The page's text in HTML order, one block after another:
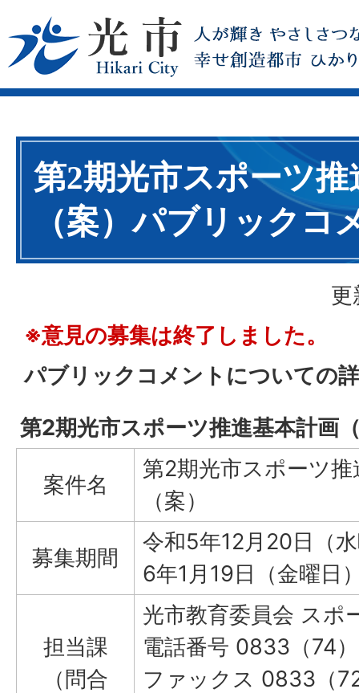
第2期光市スポーツ推
（案）パブリックコ
更
※意見の募集は終了しました。
パブリックコメントについての
第2期光市スポーツ推進基本計画
案件名
第2期光市スポーツ推
（案）
募集期間
令和5年12月20日（
6年1月19日（金曜日
担当課
（問合
光市教育委員会 スポ
電話番号 0833（74
ファックス 0833（